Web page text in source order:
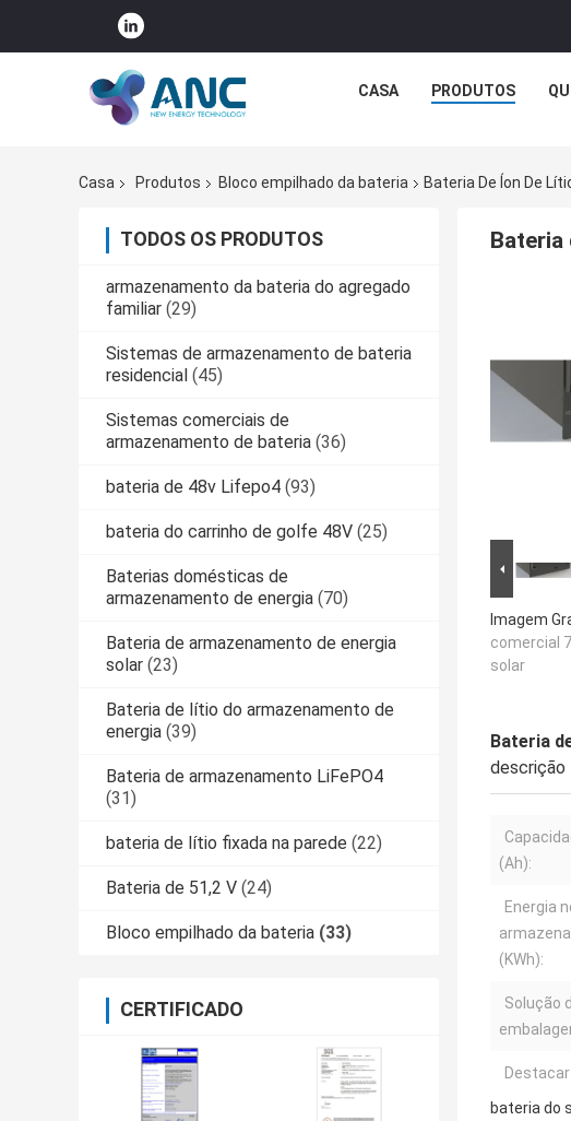
CASA PRODUTOS
Casa Produtos Bloco empilhado da bateria Bateria De Íon De
TODOS OS PRODUTOS
armazenamento da bateria do agregado
familiar (29)
Sistemas de armazenamento de bateria
residencial (45)
Sistemas comerciais de
armazenamento de bateria (36)
bateria de 48v Lifepo4 (93)
bateria do carrinho de golfe 48V (25)
Baterias domésticas de
armazenamento de energia (70)
Bateria de armazenamento de energia
solar (23)
Bateria de lítio do armazenamento de
energia (39)
Bateria de armazenamento LiFePO4
(31)
bateria de lítio fixada na parede (22)
Bateria de 51,2 V (24)
Bloco empilhado da bateria (33)
CERTIFICADO
Bateria
Imagem
comercial
solar
Bateria
descrição
(Ah):
Energia
(KWh):
Solução
Destacar:
bateria do